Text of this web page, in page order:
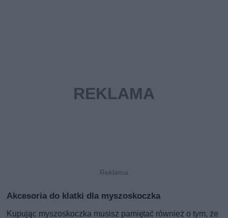
Akcesoria do klatki dla myszoskoczka
Kupując myszoskoczka musisz pamiętać również o tym, że